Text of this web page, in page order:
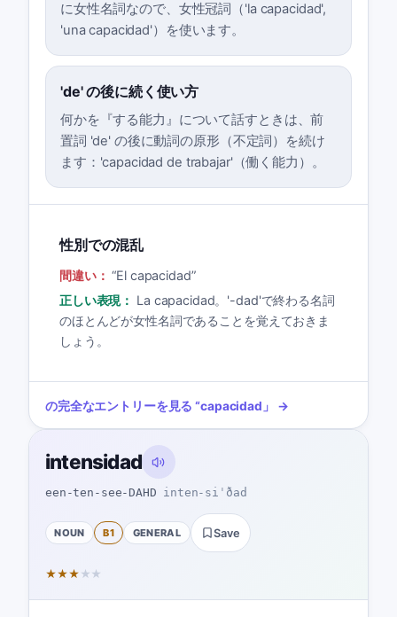
に女性名詞なので、女性冠詞（'la capacidad',
'una capacidad'）を使います。
'de' の後に続く使い方
何かを『する能力』について話すときは、前
置詞 'de' の後に動詞の原形（不定詞）を続け
ます：'capacidad de trabajar'（働く能力）。
性別での混乱
間違い： “El capacidad”
正しい表現： La capacidad。'-dad'で終わる名詞
のほとんどが女性名詞であることを覚えておきま
しょう。
の完全なエントリーを見る “capacidad 」 →
intensidad
een-ten-see-DAHD inten-siˈðad
NOUN B1 GENERAL Save
★★★ ★ ★